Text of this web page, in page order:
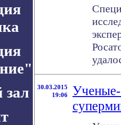
30.03.2015
19:06